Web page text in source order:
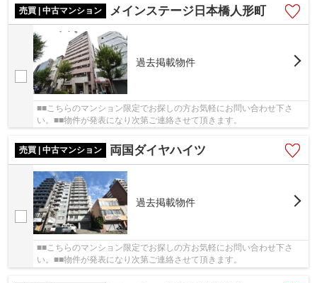
売買 | 中古マンション メインステージ日本橋人形町
過去掲載物件
■■こちらのマンション限定でお探しの方お気軽にお問い合わせ下さ
い。■■物件が発表になり次第ご連絡させて頂きます。
売買 | 中古マンション 両国ダイヤハイツ
過去掲載物件
■■こちらのマンション限定でお探しの方お気軽にお問い合わせ下さ
い。■■物件が発表になり次第ご連絡させて頂きます。